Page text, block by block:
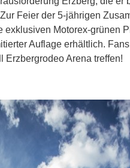
Feier der 5-jährigen
Motorex-grünen
Auflage erhältlich.
Erzbergrodeo Arena treffen!